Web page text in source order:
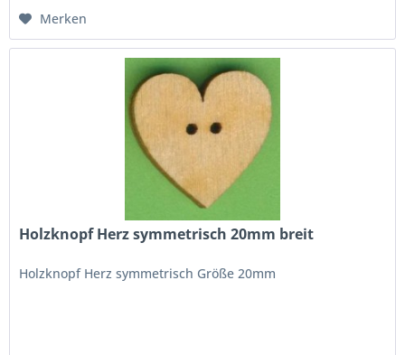
Merken
Holzknopf Herz symmetrisch 20mm breit
Holzknopf Herz symmetrisch Größe 20mm